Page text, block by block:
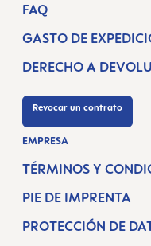
FAQ
GASTO DE
DERECHO A
Revocar un contrato
EMPRESA
TÉRMINOS Y
PIE DE IMPRENTA
PROTECCIÓN DE